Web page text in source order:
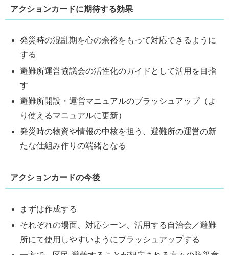
アクションカードに期待する効果
発災時の混乱期を心の余裕をもって対応できるように
する
避難所運営協議会の活性化のガイドとして活用を目指
す
避難所開設・運営マニュアルのブラッシュアップ（よ
り使えるマニュアルに更新）
発災時の物資や情報の中核を担う、避難所の運営の新
たな仕組み作りの端緒となる
アクションカードの今後
まずは作成する
それぞれの場面、対応シーン、活用する自治会／避難
所にて使用しやすいようにブラッシュアップする